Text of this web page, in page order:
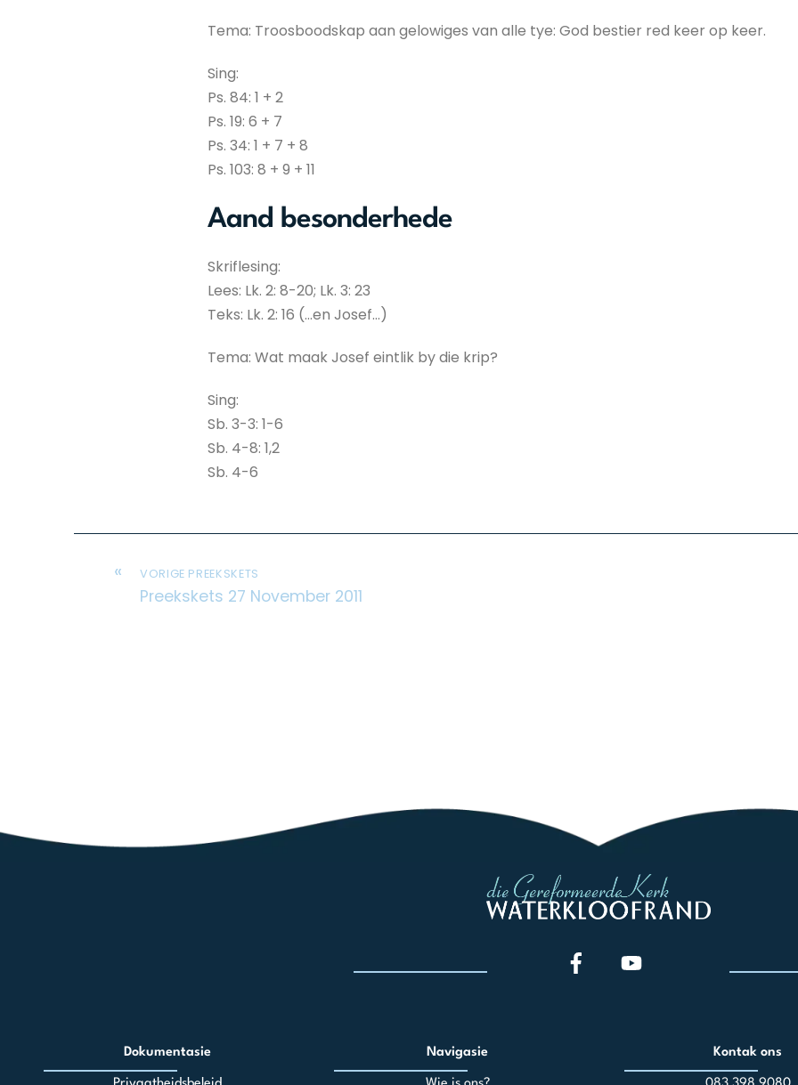
Tema: Troosboodskap aan gelowiges van alle tye: God bestier red keer op keer.
Sing:
Ps. 84: 1 + 2
Ps. 19: 6 + 7
Ps. 34: 1 + 7 + 8
Ps. 103: 8 + 9 + 11
Aand besonderhede
Skriflesing:
Lees: Lk. 2: 8-20; Lk. 3: 23
Teks: Lk. 2: 16 (…en Josef…)
Tema: Wat maak Josef eintlik by die krip?
Sing:
Sb. 3-3: 1-6
Sb. 4-8: 1,2
Sb. 4-6
« VORIGE PREEKSKETS
Preekskets 27 November 2011
Dokumentasie Navigasie Kontak ons